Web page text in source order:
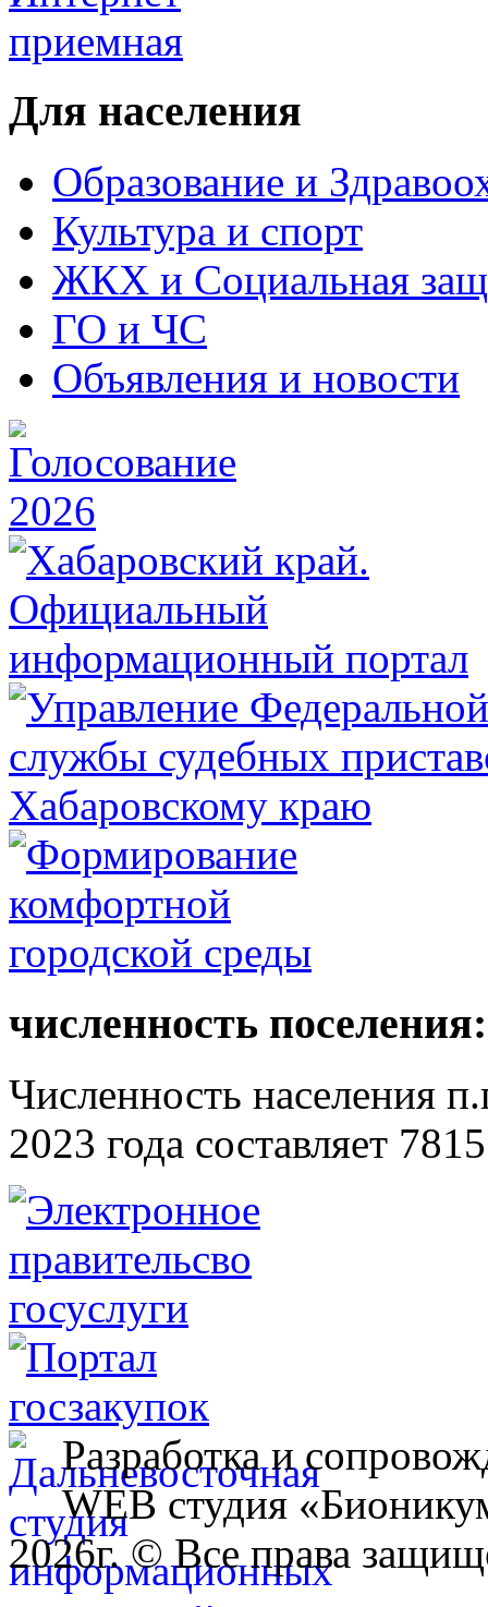
Для населения
Образование и
Культура и спорт
ЖКХ и Социальная
ГО и ЧС
Объявления и новости
численность поселения:
Численность населения
2023 года составляет
Разработка и
WEB студия
2026г. © Все права